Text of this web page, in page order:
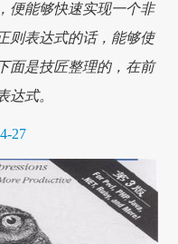
便能够快速实现一个非
则表达式的话，能够使
面是技匠整理的，在前
达式。
27